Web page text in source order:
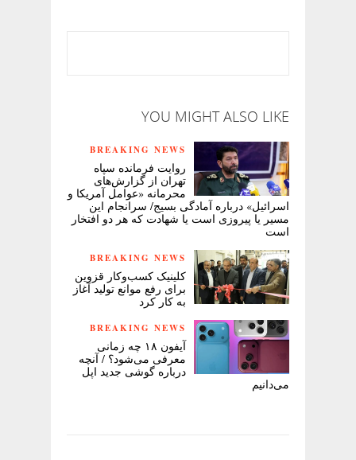
YOU MIGHT ALSO LIKE
BREAKING NEWS
روایت فرمانده سپاه
تهران از گزارش‌های
محرمانه «عوامل آمریکا و
اسرائیل» درباره آمادگی بسیج/ سرانجام این
مسیر یا پیروزی است یا شهادت که هر دو افتخار
است
BREAKING NEWS
کلینیک کسب‌وکار قزوین
برای رفع موانع تولید آغاز
به کار کرد
BREAKING NEWS
آیفون ۱۸ چه زمانی
معرفی می‌شود؟ / آنچه
درباره گوشی جدید اپل
می‌دانیم